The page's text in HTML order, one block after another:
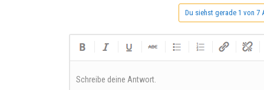
Du siehst gerade 1 von 7
Schreibe deine Antwort.